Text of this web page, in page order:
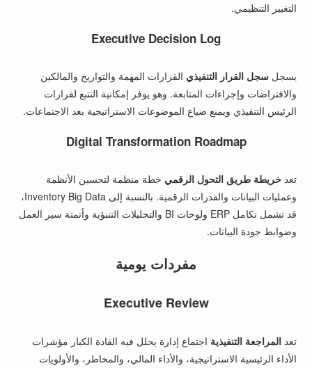
التغيير التنظيمي.
Executive Decision Log
يسجلسجل القرار التنفيذي القرارات المهمة والتواريخ والمالكين
والافتراضات وإجراءات المتابعة. وهو يوفر إمكانية التتبع لقرارات
الرئيس التنفيذي ويمنع ضياع الموضوعات الاستراتيجية بعد الاجتماعات.
Digital Transformation Roadmap
تعدخريطة طريق التحول الرقمي خطة منظمة لتحسين الأنظمة
وعمليات البيانات والقدرات الرقمية. بالنسبة إلى Inventory Big Data،
قد تشمل تكامل ERP ولوحات BI والتحليلات التنبؤية وأتمتة سير العمل
وضوابط جودة البيانات.
مفردات يومية
Executive Review
تعدالمراجعة التنفيذية اجتماع إدارة يحلل فيه القادة الكبار مؤشرات
الأداء الرئيسية الاستراتيجية، والأداء المالي، والمخاطر، والأولويات